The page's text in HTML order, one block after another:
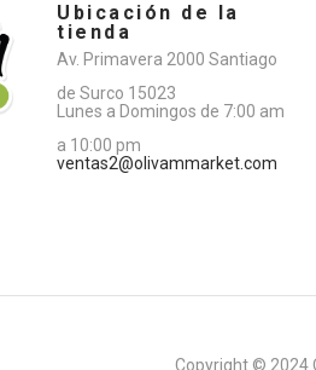
Ubicación de la
tienda
Av. Primavera 2000 Santiago
de Surco 15023
Lunes a Domingos de 7:00 am
a 10:00 pm
ventas2@olivammarket.com
Copyright © 2024